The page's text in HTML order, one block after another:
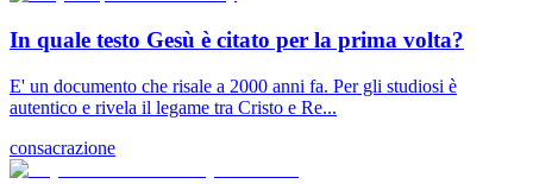
In quale testo Gesù è citato per la prima volta?
E' un documento che risale a 2000 anni fa. Per gli studiosi è
autentico e rivela il legame tra Cristo e Re...
consacrazione